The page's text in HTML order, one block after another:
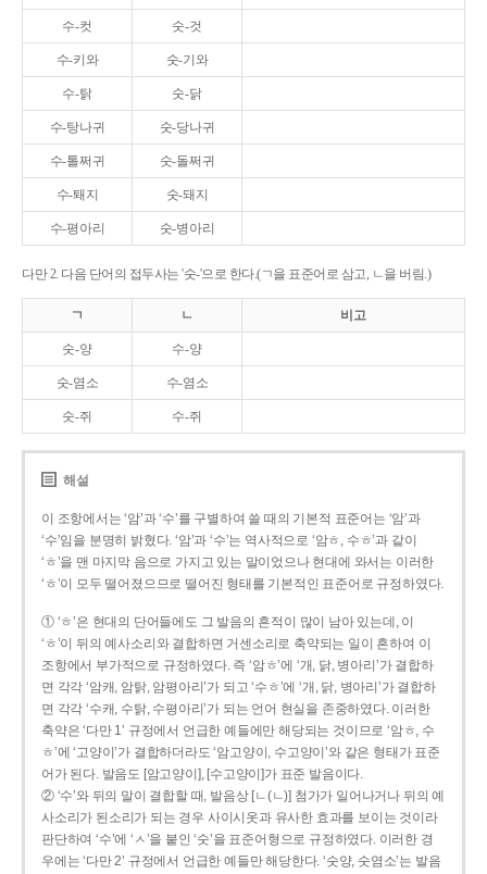
수-컷 숫-것
수-키와 숫-기와
수-탉 숫-닭
수-탕나귀 숫-당나귀
수-톨쩌귀 숫-돌쩌귀
수-퇘지 숫-돼지
수-평아리 숫-병아리
다만 2. 다음 단어의 접두사는 '숫-'으로 한다.(ㄱ을 표준어로 삼고, ㄴ을 버림.)
ㄱ ㄴ 비고
숫-양 수-양
숫-염소 수-염소
숫-쥐 수-쥐
해설
이 조항에서는 ‘암’과 ‘수’를 구별하여 쓸 때의 기본적 표준어는 ‘암’과
‘수’임을 분명히 밝혔다. ‘암’과 ‘수’는 역사적으로 ‘암ㅎ, 수ㅎ’과 같이
‘ㅎ’을 맨 마지막 음으로 가지고 있는 말이었으나 현대에 와서는 이러한
‘ㅎ’이 모두 떨어졌으므로 떨어진 형태를 기본적인 표준어로 규정하였다.
① ‘ㅎ’은 현대의 단어들에도 그 발음의 흔적이 많이 남아 있는데, 이
‘ㅎ’이 뒤의 예사소리와 결합하면 거센소리로 축약되는 일이 흔하여 이
조항에서 부가적으로 규정하였다. 즉 ‘암ㅎ’에 ‘개, 닭, 병아리’가 결합하
면 각각 ‘암캐, 암탉, 암평아리’가 되고 ‘수ㅎ’에 ‘개, 닭, 병아리’가 결합하
면 각각 ‘수캐, 수탉, 수평아리’가 되는 언어 현실을 존중하였다. 이러한
축약은 ‘다만 1’ 규정에서 언급한 예들에만 해당되는 것이므로 ‘암ㅎ, 수
ㅎ’에 ‘고양이’가 결합하더라도 ‘암고양이, 수고양이’와 같은 형태가 표준
어가 된다. 발음도 [암고양이], [수고양이]가 표준 발음이다.
② ‘수’와 뒤의 말이 결합할 때, 발음상 [ㄴ(ㄴ)] 첨가가 일어나거나 뒤의 예
사소리가 된소리가 되는 경우 사이시옷과 유사한 효과를 보이는 것이라
판단하여 ‘수’에 ‘ㅅ’을 붙인 ‘숫’을 표준어형으로 규정하였다. 이러한 경
우에는 ‘다만 2’ 규정에서 언급한 예들만 해당한다. ‘숫양, 숫염소’는 발음